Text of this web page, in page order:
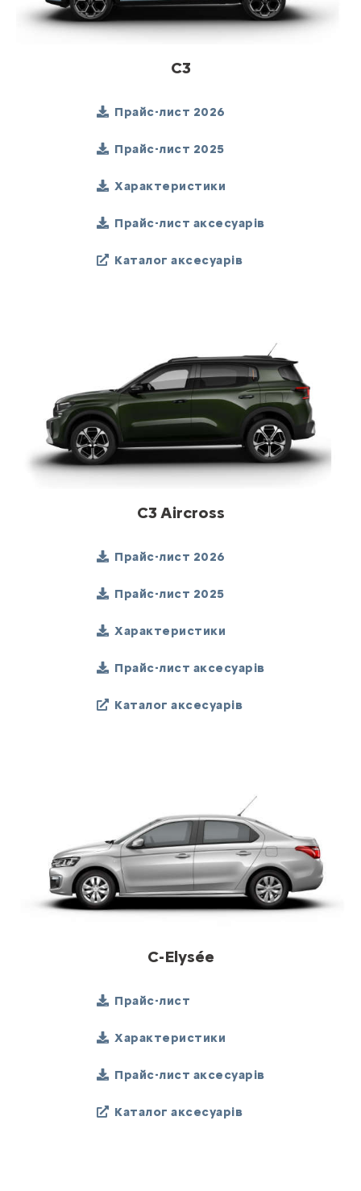
C3
Прайс-лист 2026
Прайс-лист 2025
Характеристики
Прайс-лист аксесуарів
Каталог аксесуарів
C3 Aircross
Прайс-лист 2026
Прайс-лист 2025
Характеристики
Прайс-лист аксесуарів
Каталог аксесуарів
C-Elysée
Прайс-лист
Характеристики
Прайс-лист аксесуарів
Каталог аксесуарів